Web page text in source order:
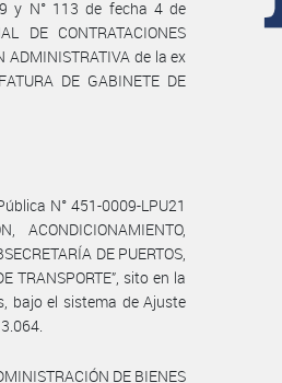
y N° 113 de fecha 4 de
CONTRATACIONES
ADMINISTRATIVA de la ex
DE GABINETE DE
N° 451-0009-LPU21
DE PUERTOS,
TRANSPORTE”, sito en la
bajo el sistema de Ajuste
DE BIENES